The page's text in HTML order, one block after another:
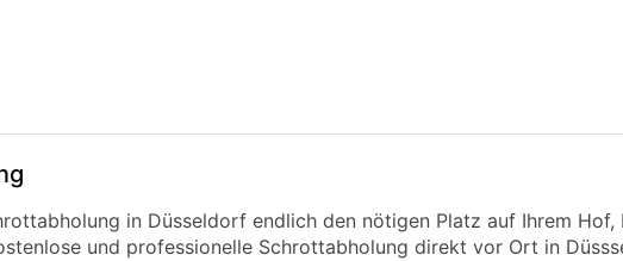
in Düsseldorf endlich den nötigen Platz auf Ihrem Hof,
und professionelle Schrottabholung direkt vor Ort in